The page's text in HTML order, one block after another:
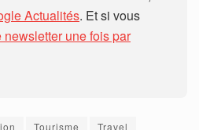
Actualités. Et si vous
newsletter une fois par
Tourisme Travel